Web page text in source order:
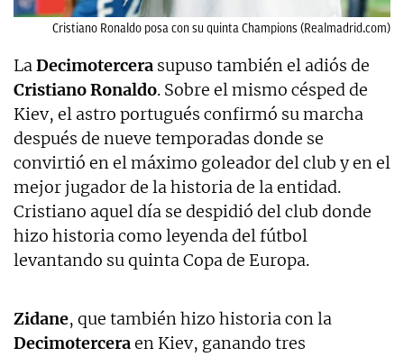
Cristiano Ronaldo posa con su quinta Champions (Realmadrid.com)
LaDecimotercera supuso también el adiós de
Cristiano Ronaldo. Sobre el mismo césped de
Kiev, el astro portugués confirmó su marcha
después de nueve temporadas donde se
convirtió en el máximo goleador del club y en el
mejor jugador de la historia de la entidad.
Cristiano aquel día se despidió del club donde
hizo historia como leyenda del fútbol
levantando su quinta Copa de Europa.
Zidane, que también hizo historia con la
Decimoterceraen Kiev, ganando tres